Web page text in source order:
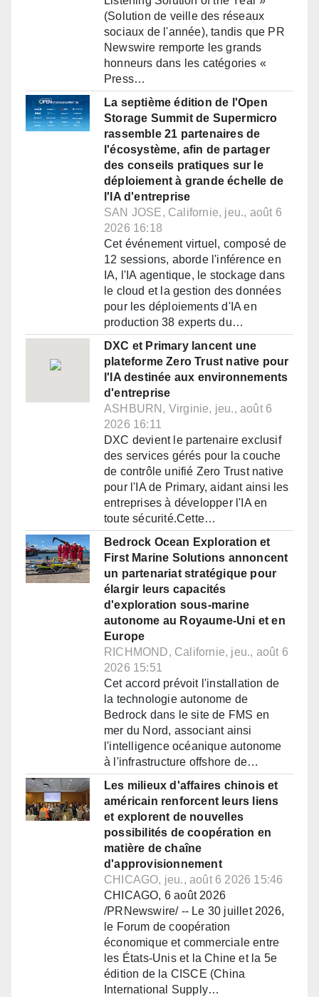
(Solution de veille des réseaux
sociaux de l'année), tandis que PR
Newswire remporte les grands
honneurs dans les catégories «
Press…
La septième édition de l'Open
Storage Summit de Supermicro
rassemble 21 partenaires de
l'écosystème, afin de partager
des conseils pratiques sur le
déploiement à grande échelle de
l'IA d'entreprise
SAN JOSE, Californie, jeu., août 6
2026 16:18
Cet événement virtuel, composé de
12 sessions, aborde l'inférence en
IA, l'IA agentique, le stockage dans
le cloud et la gestion des données
pour les déploiements d'IA en
production 38 experts du…
DXC et Primary lancent une
plateforme Zero Trust native pour
l'IA destinée aux environnements
d'entreprise
ASHBURN, Virginie, jeu., août 6
2026 16:11
DXC devient le partenaire exclusif
des services gérés pour la couche
de contrôle unifié Zero Trust native
pour l'IA de Primary, aidant ainsi les
entreprises à développer l'IA en
toute sécurité.Cette…
Bedrock Ocean Exploration et
First Marine Solutions annoncent
un partenariat stratégique pour
élargir leurs capacités
d'exploration sous-marine
autonome au Royaume-Uni et en
Europe
RICHMOND, Californie, jeu., août 6
2026 15:51
Cet accord prévoit l'installation de
la technologie autonome de
Bedrock dans le site de FMS en
mer du Nord, associant ainsi
l'intelligence océanique autonome
à l'infrastructure offshore de…
Les milieux d'affaires chinois et
américain renforcent leurs liens
et explorent de nouvelles
possibilités de coopération en
matière de chaîne
d'approvisionnement
CHICAGO, jeu., août 6 2026 15:46
CHICAGO, 6 août 2026
/PRNewswire/ -- Le 30 juillet 2026,
le Forum de coopération
économique et commerciale entre
les États-Unis et la Chine et la 5e
édition de la CISCE (China
International Supply…